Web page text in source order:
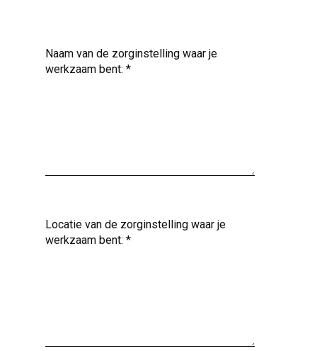
Naam van de zorginstelling waar je
werkzaam bent: *
Locatie van de zorginstelling waar je
werkzaam bent: *